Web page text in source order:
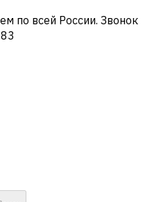
по всей России. Звонок